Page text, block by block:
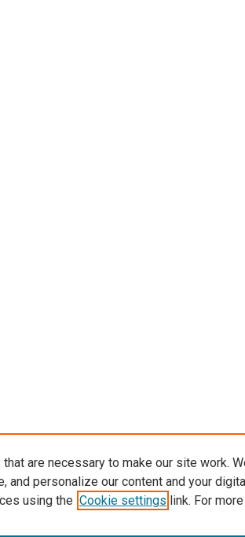
are necessary to make our site work.
and personalize our content and your
using the Cookie settings link. For